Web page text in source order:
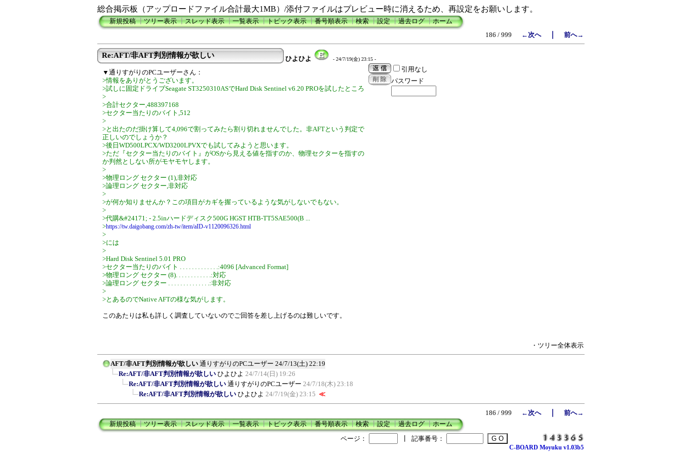
総合掲示板（アップロードファイル合計最大1MB）/添付ファイルはプレビュー時に消えるため、再設定をお願いします。
新規投稿┃ツリー表示┃スレッド表示┃一覧表示┃トピック表示┃番号順表示┃検索┃設定┃過去ログ┃ホーム
186 / 999
←次へ｜ 前へ→
Re:AFT/非AFT判別情報が欲しい ひよひよ - 24/7/19(金) 23:15 -
▼通りすがりのPCユーザーさん：
>情報をありがとうございます。
>試しに固定ドライブSeagate ST3250310ASでHard Disk Sentinel v6.20 PROを試したところ
>
>合計セクター,488397168
>セクター当たりのバイト,512
>
>と出たのだ掛け算して4,096で割ってみたら割り切れませんでした。非AFTという判定で
正しいのでしょうか？
>後日WD500LPCX/WD3200LPVXでも試してみようと思います。
>ただ『セクター当たりのバイト』がOSから見える値を指すのか、物理セクターを指すの
か判然としない所がモヤモヤします。
>
>物理ロング セクター (1),非対応
>論理ロング セクター,非対応
>
>が何か知りませんか？この項目がカギを握っているような気がしないでもない。
>
>代購&#24171; - 2.5inハードディスク500G HGST HTB-TT5SAE500(B ...
>https://tw.daigobang.com/zh-tw/item/aID-v1120096326.html
>
>には
>
>Hard Disk Sentinel 5.01 PRO
>セクター当たりのバイト . . . . . . . . . . . . .:4096 [Advanced Format]
>物理ロング セクター (8). . . . . . . . . . . .:対応
>論理ロング セクター . . . . . . . . . . . . . .:非対応
>
>とあるのでNative AFTの様な気がします。
このあたりは私も詳しく調査していないのでご回答を差し上げるのは難しいです。
引用なし
パスワード
・ツリー全体表示
AFT/非AFT判別情報が欲しい 通りすがりのPCユーザー 24/7/13(土) 22:19
Re:AFT/非AFT判別情報が欲しい ひよひよ 24/7/14(日) 19:26
Re:AFT/非AFT判別情報が欲しい 通りすがりのPCユーザー 24/7/18(木) 23:18
Re:AFT/非AFT判別情報が欲しい ひよひよ 24/7/19(金) 23:15 ≪
186 / 999 ←次へ｜ 前へ→
新規投稿┃ツリー表示┃スレッド表示┃一覧表示┃トピック表示┃番号順表示┃検索┃設定┃過去ログ┃ホーム
ページ：
記事番号：
C-BOARD Moyuku v1.03b5